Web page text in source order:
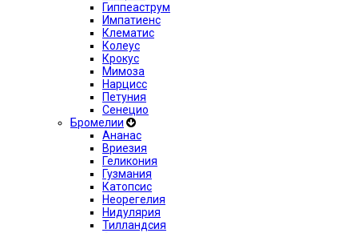
Гиппеаструм
Импатиенс
Клематис
Колеус
Крокус
Мимоза
Нарцисс
Петуния
Сенецио
Бромелии
Ананас
Вриезия
Геликония
Гузмания
Катопсис
Неорегелия
Нидулярия
Тилландсия